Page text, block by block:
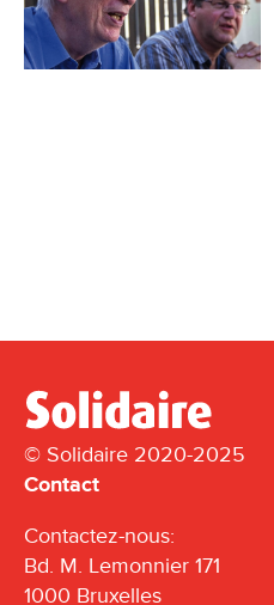
© Solidaire 2020-2025
Contact
Contactez-nous:
Bd. M. Lemonnier 171
1000 Bruxelles